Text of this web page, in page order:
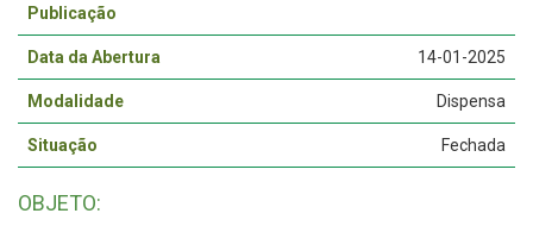
Publicação
Data da Abertura 14-01-2025
Modalidade Dispensa
Situação Fechada
OBJETO: